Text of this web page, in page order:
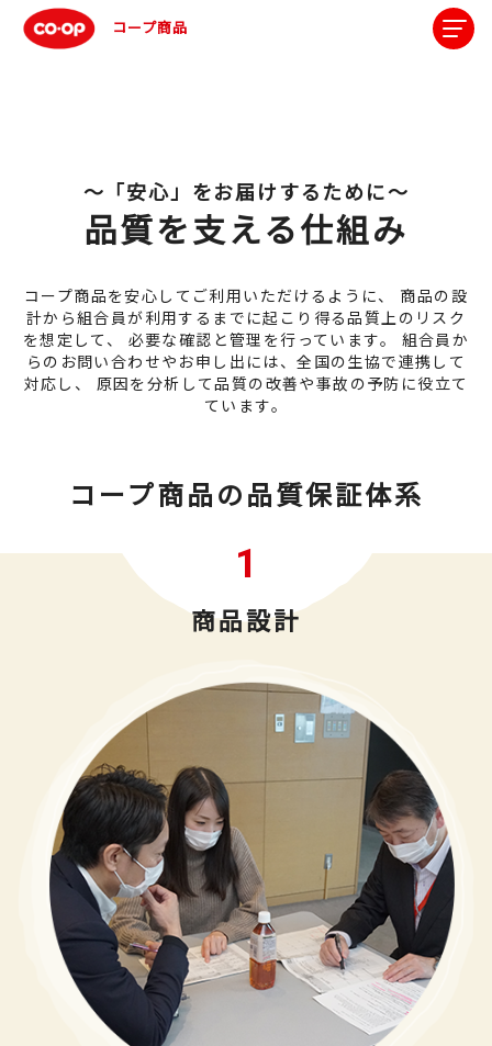
コープ商品
～「安心」をお届けするために～
品質を支える仕組み
コープ商品を安心してご利用いただけるように、
商品の設
計から組合員が利用するまでに起こり得る品質上のリスク
を想定して、
必要な確認と管理を行っています。
組合員か
らのお問い合わせやお申し出には、全国の生協で連携して
対応し、
原因を分析して品質の改善や事故の予防に役立て
ています。
コープ商品の品質保証体系
1
商品設計